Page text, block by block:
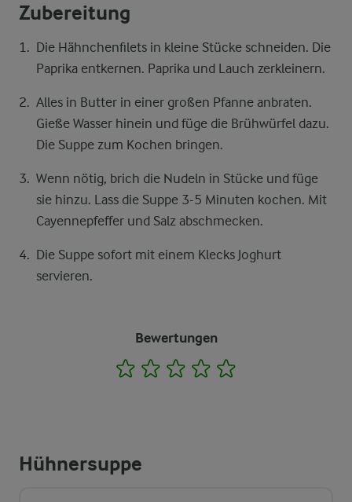
Zubereitung
Die Hähnchenfilets in kleine Stücke schneiden. Die
Paprika entkernen. Paprika und Lauch zerkleinern.
Alles in Butter in einer großen Pfanne anbraten.
Gieße Wasser hinein und füge die Brühwürfel dazu.
Die Suppe zum Kochen bringen.
Wenn nötig, brich die Nudeln in Stücke und füge
sie hinzu. Lass die Suppe 3-5 Minuten kochen. Mit
Cayennepfeffer und Salz abschmecken.
Die Suppe sofort mit einem Klecks Joghurt
servieren.
Bewertungen
1 2 3 4
Hühnersuppe